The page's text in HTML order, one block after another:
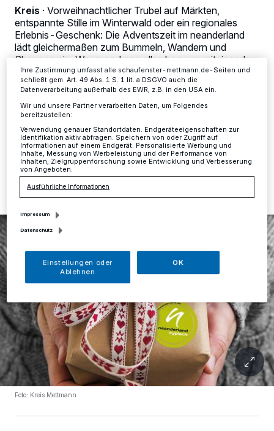
Kreis · Vorweihnachtlicher Trubel auf Märkten,
entspannte Stille im Winterwald oder ein regionales
Erlebnis-Geschenk: Die Adventszeit im neanderland
lädt gleichermaßen zum Bummeln, Wandern und
Shoppen ein. Wer mag, kann alles bequem miteinander
verbinden und sich nach einer Tour über den
neanderland STEIG und seine Entdeckerschleifen auf
einem der zahlreichen Weihnachtsmärkte mit einem
Heißgetränk aufwärmen.
29.11.2022 , 11:58 Uhr Eine Minute Lesezeit
Foto: Kreis Mettmann
Anzeigen möglicherweise nicht mehr so relevant für Sie. Sie können
dieses Menü jederzeit wieder aufrufen, um Ihre Einstellungen zu
ändern oder Ihre Einwilligung zu widerrufen, indem Sie auf den Link
Einstellungen oder Ablehnen am unteren Rand der Webseite klicken.
Ihre Einstellungen gelten innerhalb unseres Website. Weitere
Informationen finden Sie in unserer Datenschutzerklärung.
Ihre Zustimmung umfasst alle schaufenster-mettmann.de-Seiten und
schließt gem. Art. 49 Abs. 1 S. 1 lit. a DSGVO auch die
Datenverarbeitung außerhalb des EWR, z.B. in den USA ein.
Wir und unsere Partner verarbeiten Daten, um Folgendes
bereitzustellen:
Verwendung genauer Standortdaten. Endgeräteeigenschaften zur
Identifikation aktiv abfragen. Speichern von oder Zugriff auf
Informationen auf einem Endgerät. Personalisierte Werbung und
Inhalte, Messung von Werbeleistung und der Performance von
Inhalten, Zielgruppenforschung sowie Entwicklung und Verbesserung
von Angeboten.
Ausführliche Informationen
Impressum
Datenschutz
Einstellungen oder
Ablehnen
OK